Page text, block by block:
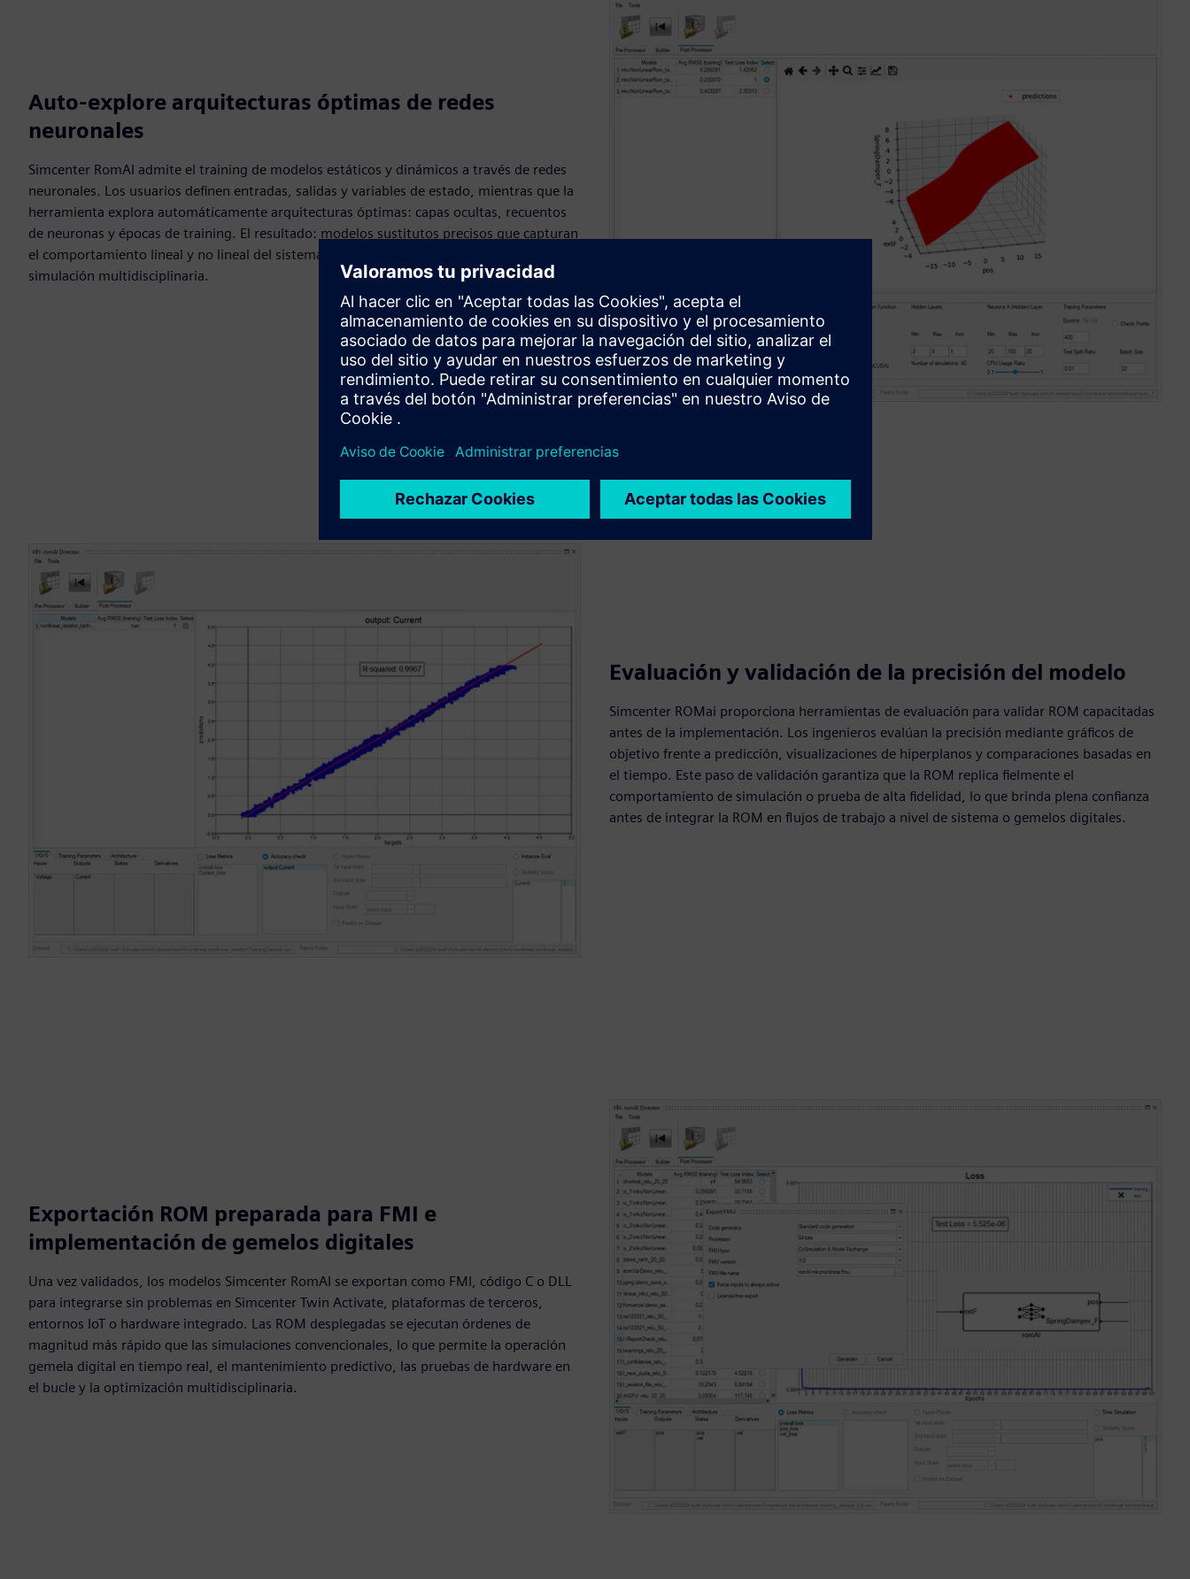
Auto-explore arquitecturas óptimas de redes
neuronales
Simcenter RomAI admite el training de modelos estáticos y dinámicos a través de redes
neuronales. Los usuarios definen entradas, salidas y variables de estado, mientras que la
herramienta explora automáticamente arquitecturas óptimas: capas ocultas, recuentos
de neuronas y épocas de training. El resultado: modelos sustitutos precisos que capturan
el comportamiento lineal y no lineal del sistema, listos para la implementación de
simulación multidisciplinaria.
Evaluación y validación de la precisión del modelo
Simcenter ROMai proporciona herramientas de evaluación para validar ROM capacitadas
antes de la implementación. Los ingenieros evalúan la precisión mediante gráficos de
objetivo frente a predicción, visualizaciones de hiperplanos y comparaciones basadas en
el tiempo. Este paso de validación garantiza que la ROM replica fielmente el
comportamiento de simulación o prueba de alta fidelidad, lo que brinda plena confianza
antes de integrar la ROM en flujos de trabajo a nivel de sistema o gemelos digitales.
Exportación ROM preparada para FMI e
implementación de gemelos digitales
Una vez validados, los modelos Simcenter RomAI se exportan como FMI, código C o DLL
para integrarse sin problemas en Simcenter Twin Activate, plataformas de terceros,
entornos IoT o hardware integrado. Las ROM desplegadas se ejecutan órdenes de
magnitud más rápido que las simulaciones convencionales, lo que permite la operación
gemela digital en tiempo real, el mantenimiento predictivo, las pruebas de hardware en
el bucle y la optimización multidisciplinaria.